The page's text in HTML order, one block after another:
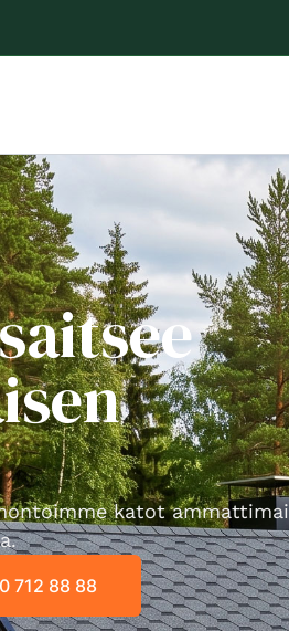
katot
712 88 88